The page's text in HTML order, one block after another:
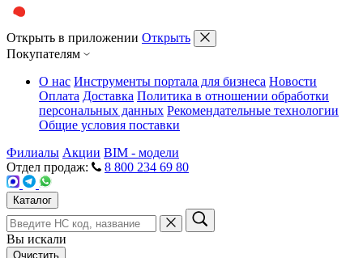
Открыть в приложении Открыть
Покупателям
О нас Инструменты портала для бизнеса Новости
Оплата Доставка Политика в отношении обработки
персональных данных Рекомендательные технологии
Общие условия поставки
Филиалы Акции BIM - модели
Отдел продаж:
8 800 234 69 80
Каталог
Вы искали
Очистить